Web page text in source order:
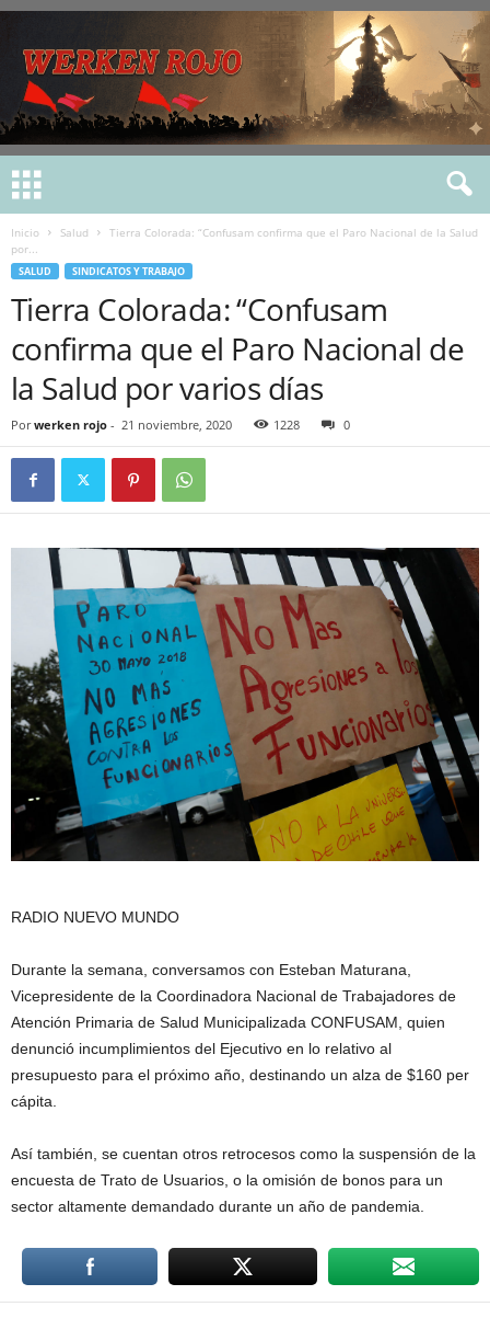
Inicio Salud
Tierra Colorada: “Confusam confirma que el Paro Nacional de la Salud
por...
SALUD SINDICATOS Y TRABAJO
Tierra Colorada: “Confusam
confirma que el Paro Nacional de
la Salud por varios días
Por werken rojo - 21 noviembre, 2020 1228 0
RADIO NUEVO MUNDO
Durante la semana, conversamos con Esteban Maturana,
Vicepresidente de la Coordinadora Nacional de Trabajadores de
Atención Primaria de Salud Municipalizada CONFUSAM, quien
denunció incumplimientos del Ejecutivo en lo relativo al
presupuesto para el próximo año, destinando un alza de $160 per
cápita.
Así también, se cuentan otros retrocesos como la suspensión de la
encuesta de Trato de Usuarios, o la omisión de bonos para un
sector altamente demandado durante un año de pandemia.